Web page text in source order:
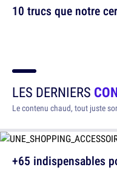
10 trucs que notre
LES DERNIERS
Le contenu chaud, tout juste
+65 indispensables